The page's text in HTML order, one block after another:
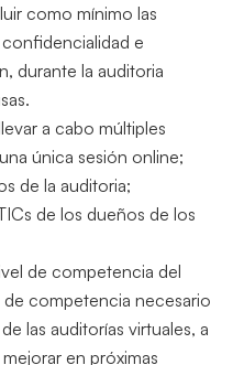
como mínimo las
e
durante la auditoria
a cabo múltiples
única sesión online;
de la auditoria;
de los dueños de los
de competencia del
competencia necesario
las auditorías virtuales, a
en próximas